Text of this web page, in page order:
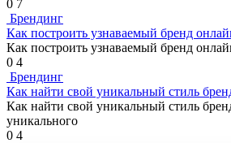
0 7
Брендинг
Как построить узнаваемый бренд
Как построить узнаваемый бренд
0 4
Брендинг
Как найти свой уникальный стиль
Как найти свой уникальный стиль
уникального
0 4